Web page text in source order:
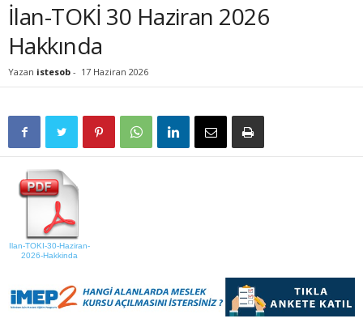
İlan-TOKİ 30 Haziran 2026
Hakkında
Yazan istesob - 17 Haziran 2026
Ilan-TOKI-30-Haziran-
2026-Hakkinda